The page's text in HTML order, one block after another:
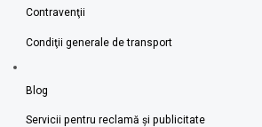
Contravenţii
Condiţii generale de transport
Blog
Servicii pentru reclamă și publicitate